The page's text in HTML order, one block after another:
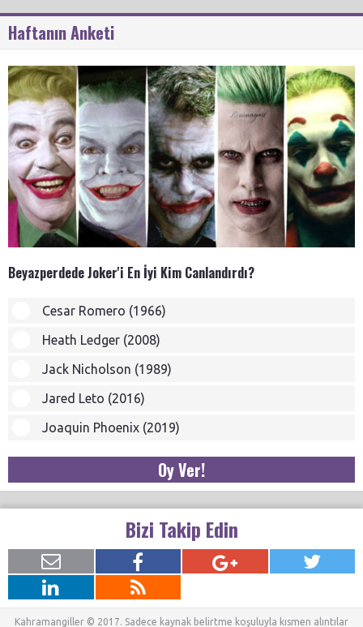
Haftanın Anketi
Beyazperdede Joker'i En İyi Kim Canlandırdı?
Cesar Romero (1966)
Heath Ledger (2008)
Jack Nicholson (1989)
Jared Leto (2016)
Joaquin Phoenix (2019)
Oy Ver!
Bizi Takip Edin
Kahramangiller © 2017. Sadece kaynak belirtme koşuluyla kısmen alıntılar